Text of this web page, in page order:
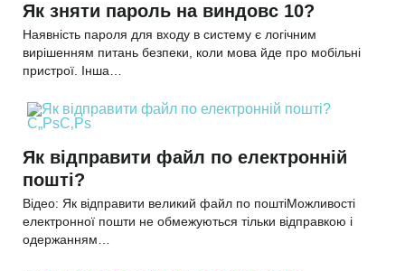
Як зняти пароль на виндовс 10?
Наявність пароля для входу в систему є логічним
вирішенням питань безпеки, коли мова йде про мобільні
пристрої. Інша…
Як відправити файл по електронній
пошті?
Відео: Як відправити великий файл по поштіМожливості
електронної пошти не обмежуються тільки відправкою і
одержанням…